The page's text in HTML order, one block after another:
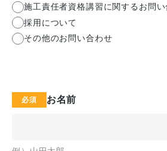
施工責任者資格講習に関するお問い
採用について
その他のお問い合わせ
お名前